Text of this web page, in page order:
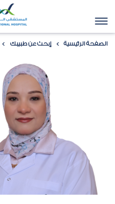
الصفحة الرئيسية إبحث عن طبيبك